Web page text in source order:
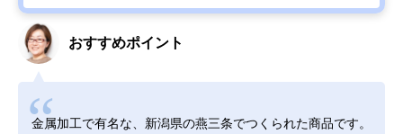
おすすめポイント
金属加工で有名な、新潟県の燕三条でつくられた商品です。